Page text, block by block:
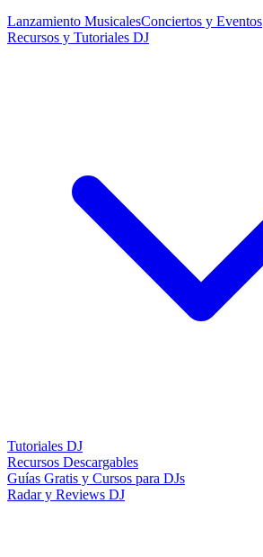
Lanzamiento MusicalesConciertos y Eventos
Recursos y Tutoriales DJ
Tutoriales DJ
Recursos Descargables
Guías Gratis y Cursos para DJs
Radar y Reviews DJ